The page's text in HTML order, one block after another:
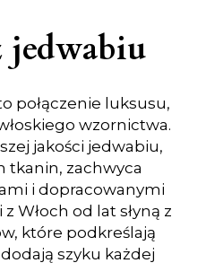
jedwabiu
połączenie luksusu,
wzornictwa.
jakości jedwabiu,
tkanin, zachwyca
i dopracowanymi
Włoch od lat słyną z
które podkreślają
szyku każdej